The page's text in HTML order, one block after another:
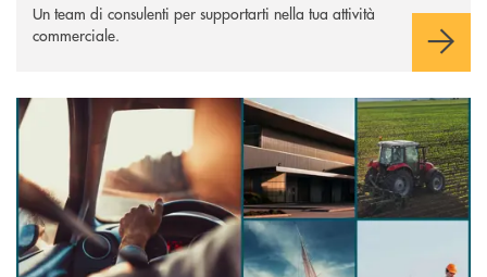
Un team di consulenti per supportarti nella tua attività
commerciale.
Scopri di più Claris Leasing